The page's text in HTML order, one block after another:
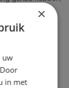
×
uw
in met